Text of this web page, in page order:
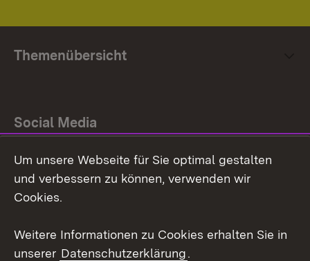
Themenübersicht
Social Media
Facebook
Um unsere Webseite für Sie optimal gestalten
und verbessern zu können, verwenden wir
Cookies.
Weitere Informationen zu Cookies erhalten Sie in
unserer Datenschutzerklärung.